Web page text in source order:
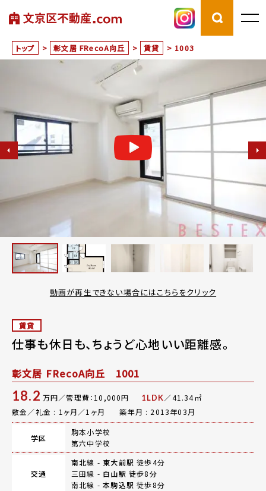
トップ > 彰文居 FRecoA向丘 > 賃貸 > 1003
動画が再生できない場合にはこちらをクリック
賃貸
仕事も休日も、ちょうど心地いい距離感。
彰文居 FRecoA向丘 1001
18.2 万円／管理費：10,000円 1LDK／41.34㎡
敷金／礼金 : 1ヶ月／1ヶ月
築年月 : 2013年03月
学区
駒本小学校
第六中学校
交通
南北線 - 東大前駅 徒歩4分
三田線 - 白山駅 徒歩8分
南北線 -本駒込駅 徒歩8分